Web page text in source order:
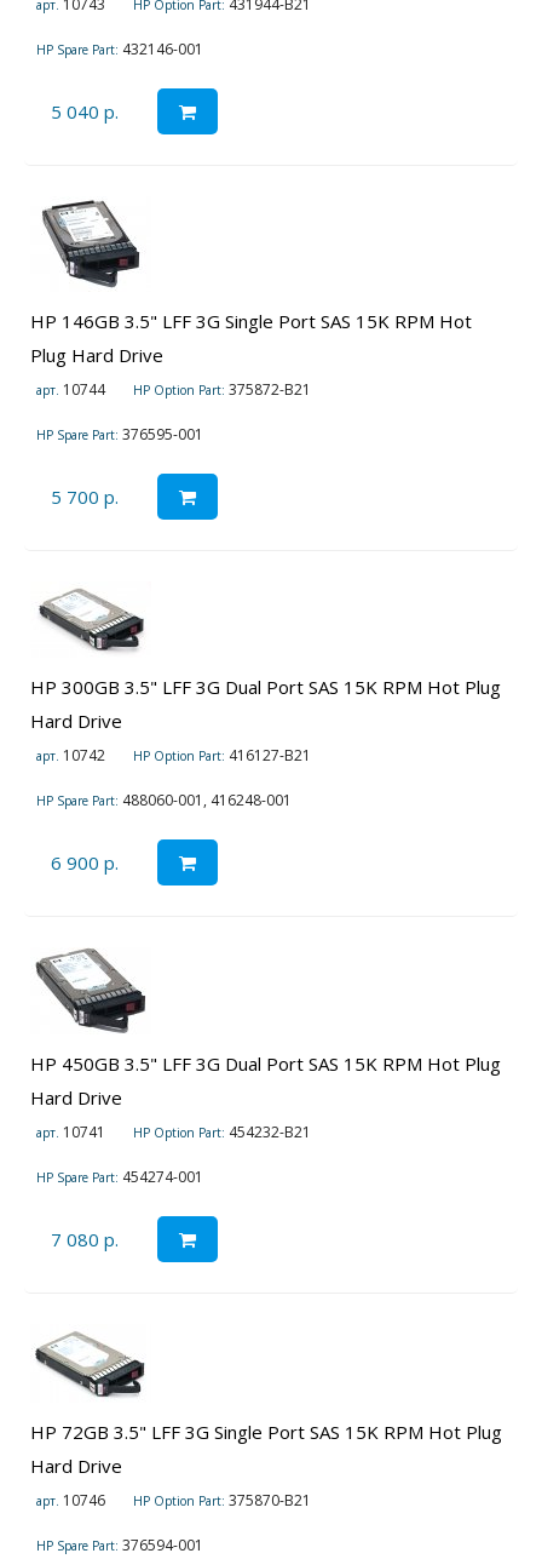
арт. 10743 HP Option Part: 431944-B21
HP Spare Part: 432146-001
5 040 р.
HP 146GB 3.5" LFF 3G Single Port SAS 15K RPM Hot
Plug Hard Drive
арт. 10744 HP Option Part: 375872-B21
HP Spare Part: 376595-001
5 700 р.
HP 300GB 3.5" LFF 3G Dual Port SAS 15K RPM Hot Plug
Hard Drive
арт. 10742 HP Option Part: 416127-B21
HP Spare Part: 488060-001, 416248-001
6 900 р.
HP 450GB 3.5" LFF 3G Dual Port SAS 15K RPM Hot Plug
Hard Drive
арт. 10741 HP Option Part: 454232-B21
HP Spare Part: 454274-001
7 080 р.
HP 72GB 3.5" LFF 3G Single Port SAS 15K RPM Hot Plug
Hard Drive
арт. 10746 HP Option Part: 375870-B21
HP Spare Part: 376594-001